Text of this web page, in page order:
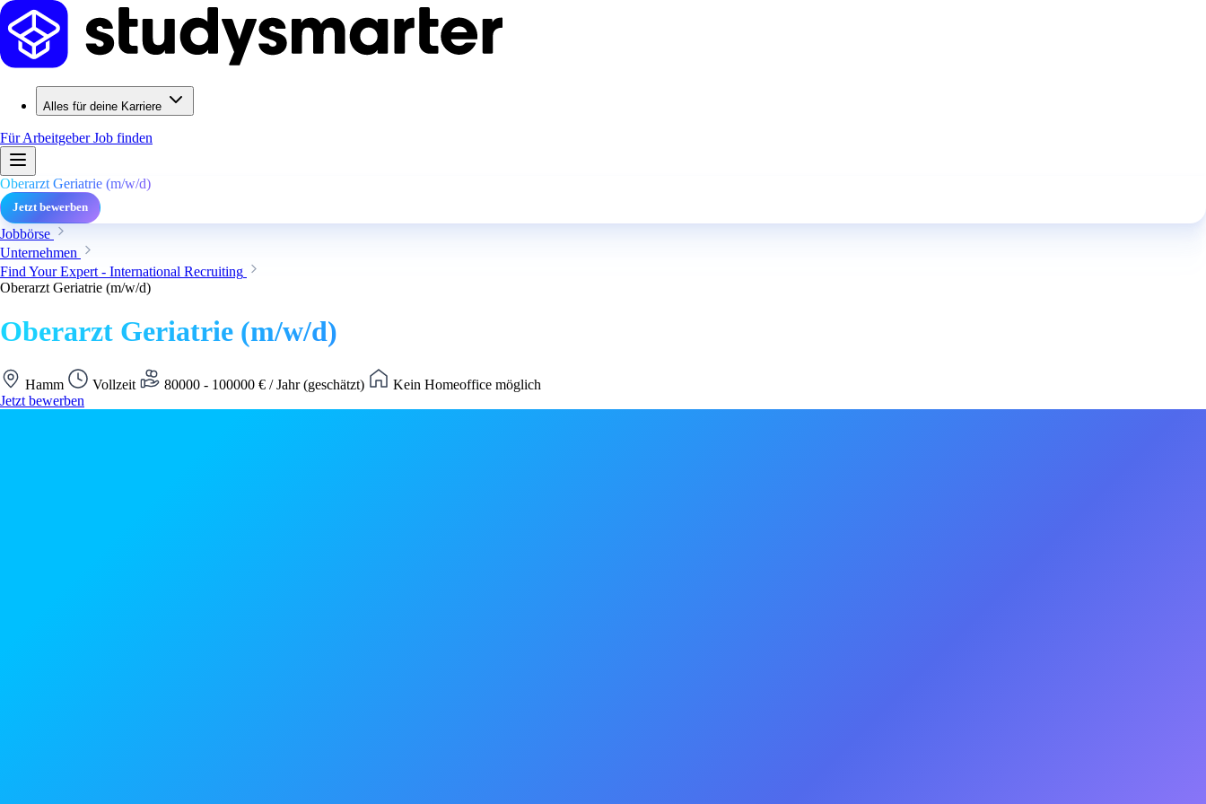
Alles für deine Karriere
Für ArbeitgeberJob finden
Oberarzt Geriatrie (m/w/d)
Jetzt bewerben
Jobbörse
Unternehmen
Find Your Expert - International Recruiting
Oberarzt Geriatrie (m/w/d)
Oberarzt Geriatrie (m/w/d)
Hamm Vollzeit 80000 - 100000 € / Jahr (geschätzt)
Kein Homeoffice möglich
Jetzt bewerben